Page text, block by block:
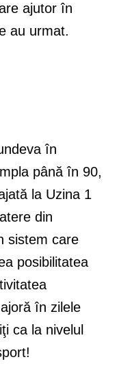
ajutor în
au urmat.
în
până în 90,
la Uzina 1
din
sistem care
posibilitatea
în zilele
ca la nivelul